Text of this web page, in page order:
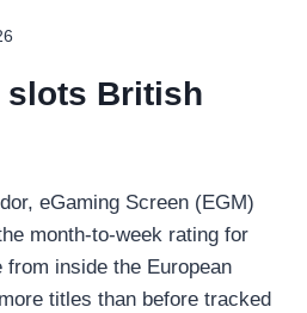
slots British
eGaming Screen (EGM)
month-to-week rating for
inside the European
titles than before tracked